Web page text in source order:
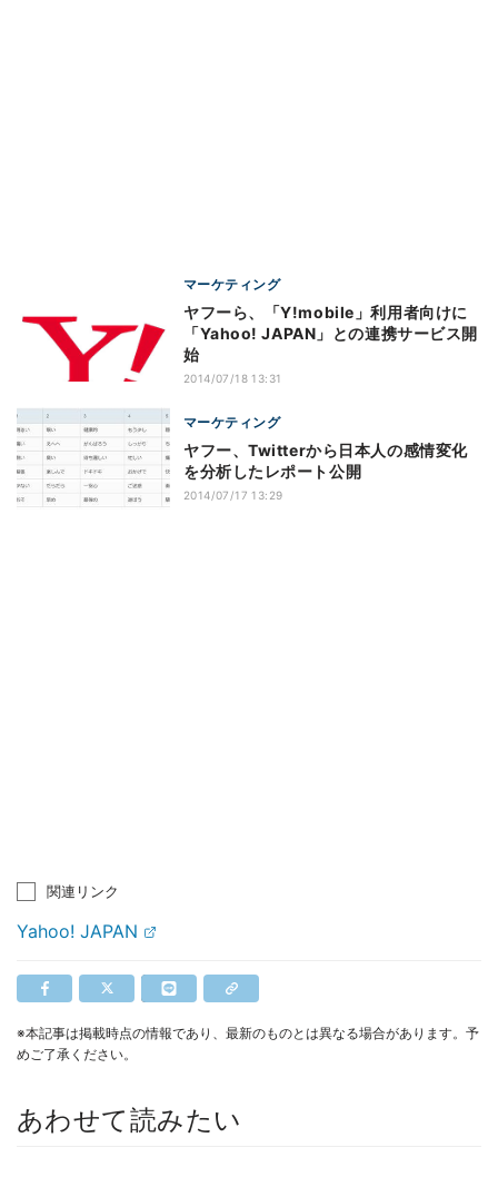
マーケティング
ヤフーら、「Y!mobile」利用者向けに
「Yahoo! JAPAN」との連携サービス開
始
2014/07/18 13:31
マーケティング
ヤフー、Twitterから日本人の感情変化
を分析したレポート公開
2014/07/17 13:29
関連リンク
Yahoo! JAPAN
※本記事は掲載時点の情報であり、最新のものとは異なる場合があります。予
めご了承ください。
あわせて読みたい